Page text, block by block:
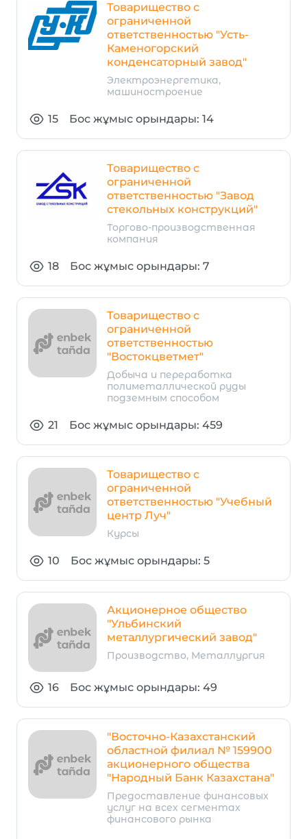
Товарищество с
ограниченной
ответственностью "Усть-
Каменогорский
конденсаторный завод"
Электроэнергетика,
машиностроение
15 Бос жұмыс орындары: 14
Товарищество с
ограниченной
ответственностью "Завод
стекольных конструкций"
Торгово-производственная
компания
18 Бос жұмыс орындары: 7
Товарищество с
ограниченной
ответственностью
"Востокцветмет"
Добыча и переработка
полиметаллической руды
подземным способом
21 Бос жұмыс орындары: 459
Товарищество с
ограниченной
ответственностью "Учебный
центр Луч"
Курсы
10 Бос жұмыс орындары: 5
Акционерное общество
"Ульбинский
металлургический завод"
Производство, Металлургия
16 Бос жұмыс орындары: 49
"Восточно-Казахстанский
областной филиал № 159900
акционерного общества
"Народный Банк Казахстана"
Предоставление финансовых
услуг на всех сегментах
финансового рынка